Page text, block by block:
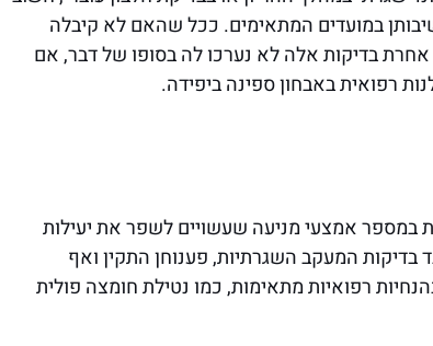
במועדים המתאימים. ככל שהאם לא קיבלה
אחרת בדיקות אלה לא נערכו לה בסופו של דבר, אם
רפואית באבחון ספינה ביפידה.
במספר אמצעי מניעה שעשויים לשפר את יעילות
המעקב השגרתיות, פענוחן התקין ואף
רפואיות מתאימות, כמו נטילת חומצה פולית